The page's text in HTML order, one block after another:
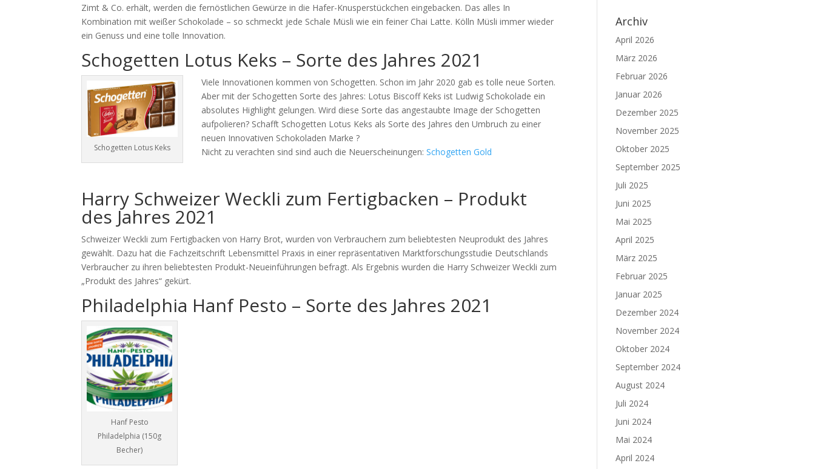
Zimt & Co. erhält, werden die fernöstlichen Gewürze in die Hafer-Knusperstückchen eingebacken. Das alles In
Kombination mit weißer Schokolade – so schmeckt jede Schale Müsli wie ein feiner Chai Latte. Kölln Müsli immer wieder
ein Genuss und eine tolle Innovation.
Schogetten Lotus Keks – Sorte des Jahres 2021
Schogetten Lotus Keks
Viele Innovationen kommen von Schogetten. Schon im Jahr 2020 gab es tolle neue Sorten.
Aber mit der Schogetten Sorte des Jahres: Lotus Biscoff Keks ist Ludwig Schokolade ein
absolutes Highlight gelungen. Wird diese Sorte das angestaubte Image der Schogetten
aufpolieren? Schafft Schogetten Lotus Keks als Sorte des Jahres den Umbruch zu einer
neuen Innovativen Schokoladen Marke ?
Nicht zu verachten sind sind auch die Neuerscheinungen:Schogetten Gold
Harry Schweizer Weckli zum Fertigbacken – Produkt
des Jahres 2021
Schweizer Weckli zum Fertigbacken von Harry Brot, wurden von Verbrauchern zum beliebtesten Neuprodukt des Jahres
gewählt. Dazu hat die Fachzeitschrift Lebensmittel Praxis in einer repräsentativen Marktforschungsstudie Deutschlands
Verbraucher zu ihren beliebtesten Produkt-Neueinführungen befragt. Als Ergebnis wurden die Harry Schweizer Weckli zum
„Produkt des Jahres“ gekürt.
Philadelphia Hanf Pesto – Sorte des Jahres 2021
Hanf Pesto
Philadelphia (150g
Becher)
Archiv
April 2026
März 2026
Februar 2026
Januar 2026
Dezember 2025
November 2025
Oktober 2025
September 2025
Juli 2025
Juni 2025
Mai 2025
April 2025
März 2025
Februar 2025
Januar 2025
Dezember 2024
November 2024
Oktober 2024
September 2024
August 2024
Juli 2024
Juni 2024
Mai 2024
April 2024